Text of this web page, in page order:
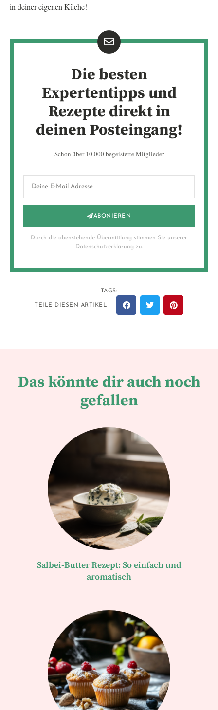
in deiner eigenen Küche!
Die besten
Expertentipps und
Rezepte direkt in
deinen Posteingang!
Schon über 10.000 begeisterte Mitglieder
ABONIEREN
Durch die obenstehende Übermittlung stimmen Sie unserer
Datenschutzerklärung zu.
TAGS:
TEILE DIESEN ARTIKEL
Das könnte dir auch noch
gefallen
Salbei-Butter Rezept: So einfach und
aromatisch